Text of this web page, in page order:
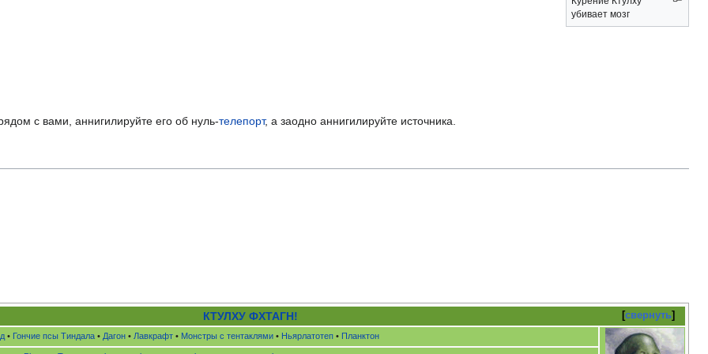
убивает мозг
с вами, аннигилируйте его об нуль-телепорт, а заодно аннигилируйте источника.
свернуть
КТУЛХУ ФХТАГН!
• Гончие псы Тиндала • Дагон • Лавкрафт • Монстры с тентаклями • Ньярлатотеп • Планктон